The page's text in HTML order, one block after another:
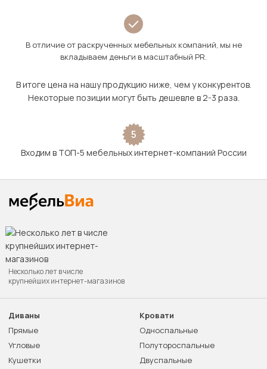
В отличие от раскрученных мебельных компаний, мы не
вкладываем деньги в масштабный PR.
В итоге цена на нашу продукцию ниже, чем у конкурентов.
Некоторые позиции могут быть дешевле в 2-3 раза.
5
Входим в ТОП-5 мебельных интернет-компаний России
Несколько лет в числе
крупнейших интернет-магазинов
Диваны
Прямые
Угловые
Кушетки
Кровати
Односпальные
Полутороспальные
Двуспальные